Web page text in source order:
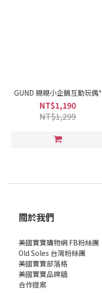
GUND 親親小企鵝互動玩偶*
NT$1,190
NT$1,299
關於我們
美國寶寶購物網 FB粉絲團
Old Soles 台灣粉絲團
美國寶寶部落格
美國寶寶品牌牆
合作提案